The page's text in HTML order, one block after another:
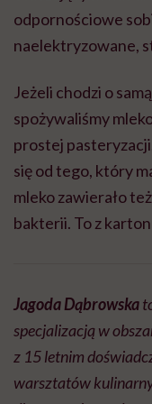
odpornościowe
naelektryzowane,
Jeżeli chodzi o
spożywaliśmy
prostej
się od tego, który
mleko zawierało
bakterii. To z
Jagoda Dąbrowska
specjalizacją w
z 15 letnim
warsztatów